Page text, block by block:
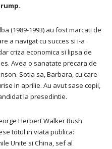
(1989-1993) au fost marcati de
a navigat cu succes si i-a
criza economica si lipsa de
Avea o sanatate precara de
Sotia sa, Barbara, cu care
in aprilie. Au avut sase copii,
la presedintie.
Herbert Walker Bush
totul in viata publica:
Unite si China, sef al